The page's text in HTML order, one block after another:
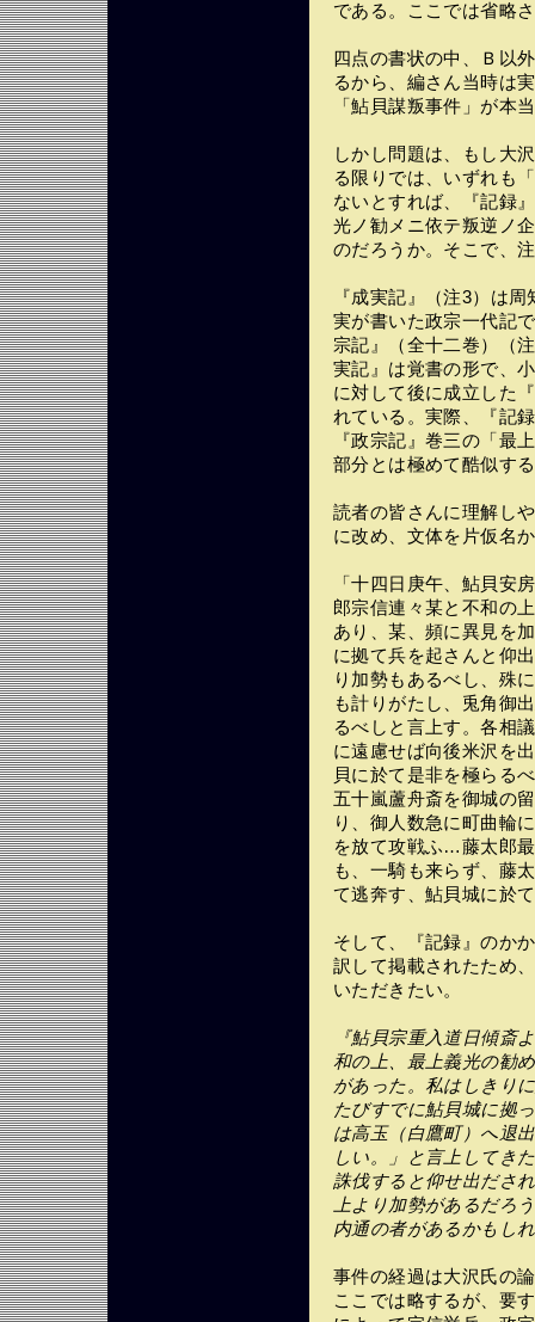
である。ここでは省略
四点の書状の中、Ｂ以
るから、編さん当時は
「鮎貝謀叛事件」が本
しかし問題は、もし大
る限りでは、いずれも
ないとすれば、『記録
光ノ勧メニ依テ叛逆ノ
のだろうか。そこで、
『成実記』（注3）は
実が書いた政宗一代記
宗記』（全十二巻）（
実記』は覚書の形で、
に対して後に成立した
れている。実際、『記
『政宗記』巻三の「最
部分とは極めて酷似す
読者の皆さんに理解し
に改め、文体を片仮名
「十四日庚午、鮎貝安
郎宗信連々某と不和の
あり、某、頻に異見を
に拠て兵を起さんと仰
り加勢もあるべし、殊
も計りがたし、兎角御
るべしと言上す。各相
に遠慮せば向後米沢を
貝に於て是非を極らる
五十嵐蘆舟斎を御城の
り、御人数急に町曲輪
を放て攻戦ふ…藤太郎
も、一騎も来らず、藤
て逃奔す、鮎貝城に於
そして、『記録』のか
訳して掲載されたため
いただきたい。
『鮎貝宗重入道日傾斎
和の上、最上義光の勧
があった。私はしきり
たびすでに鮎貝城に拠
は高玉（白鷹町）へ退
しい。」と言上してき
誅伐すると仰せ出ださ
上より加勢があるだろ
内通の者があるかもし
事件の経過は大沢氏の
ここでは略するが、要